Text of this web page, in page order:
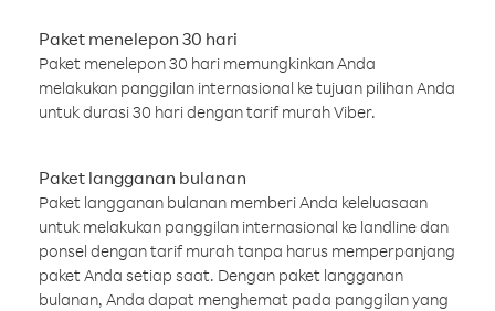
Paket menelepon 30 hari
Paket menelepon 30 hari memungkinkan Anda
melakukan panggilan internasional ke tujuan pilihan Anda
untuk durasi 30 hari dengan tarif murah Viber.
Paket langganan bulanan
Paket langganan bulanan memberi Anda keleluasaan
untuk melakukan panggilan internasional ke landline dan
ponsel dengan tarif murah tanpa harus memperpanjang
paket Anda setiap saat. Dengan paket langganan
bulanan, Anda dapat menghemat pada panggilan yang